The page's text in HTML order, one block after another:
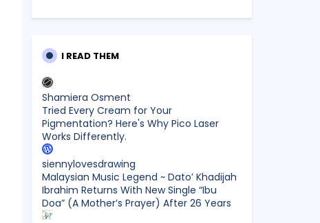
I READ THEM
Shamiera Osment
Tried Every Cream for Your
Pigmentation? Here's Why Pico Laser
Works Differently.
siennylovesdrawing
Malaysian Music Legend ~ Dato’ Khadijah
Ibrahim Returns With New Single “Ibu
Doa” (A Mother’s Prayer) After 26 Years